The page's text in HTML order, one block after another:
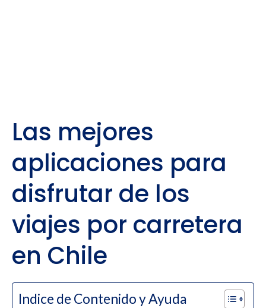
Las mejores
aplicaciones para
disfrutar de los
viajes por carretera
en Chile
Indice de Contenido y Ayuda